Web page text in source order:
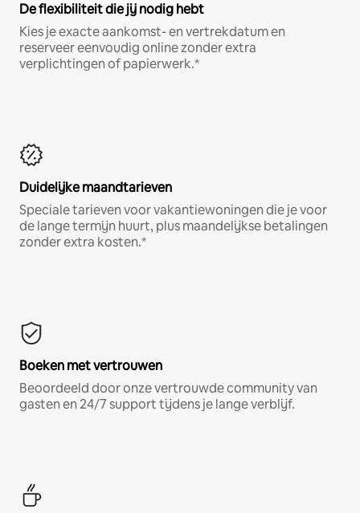
De flexibiliteit die jij nodig hebt
Kies je exacte aankomst- en vertrekdatum en
reserveer eenvoudig online zonder extra
verplichtingen of papierwerk.*
Duidelijke maandtarieven
Speciale tarieven voor vakantiewoningen die je voor
de lange termijn huurt, plus maandelijkse betalingen
zonder extra kosten.*
Boeken met vertrouwen
Beoordeeld door onze vertrouwde community van
gasten en 24/7 support tijdens je lange verblijf.